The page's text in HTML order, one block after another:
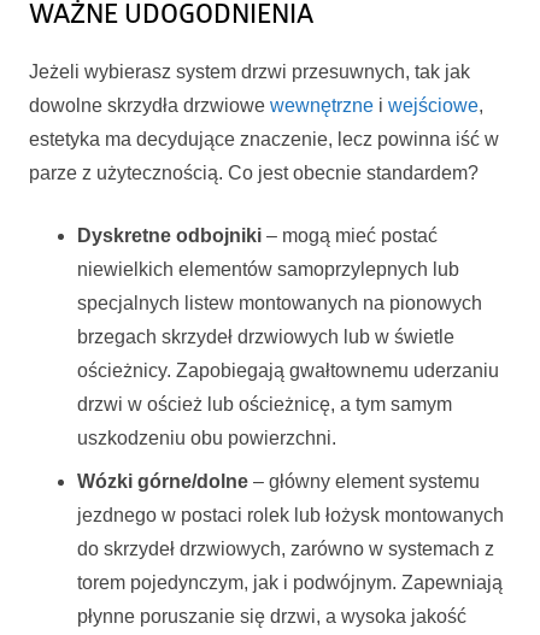
WAŻNE UDOGODNIENIA
Jeżeli wybierasz system drzwi przesuwnych, tak jak
dowolne skrzydła drzwiowe wewnętrzne i wejściowe,
estetyka ma decydujące znaczenie, lecz powinna iść w
parze z użytecznością. Co jest obecnie standardem?
Dyskretne odbojniki – mogą mieć postać
niewielkich elementów samoprzylepnych lub
specjalnych listew montowanych na pionowych
brzegach skrzydeł drzwiowych lub w świetle
ościeżnicy. Zapobiegają gwałtownemu uderzaniu
drzwi w oścież lub ościeżnicę, a tym samym
uszkodzeniu obu powierzchni.
Wózki górne/dolne – główny element systemu
jezdnego w postaci rolek lub łożysk montowanych
do skrzydeł drzwiowych, zarówno w systemach z
torem pojedynczym, jak i podwójnym. Zapewniają
płynne poruszanie się drzwi, a wysoka jakość